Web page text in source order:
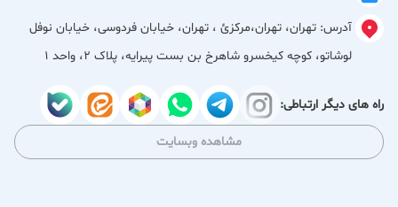
محصولات شومیا کالا شامل:
دستگاه لیزر مو برای کاهش و حذف موهای زائد با روش‌های نوین
ریش‌تراش‌های حرفه‌ای برای اصلاحی دقیق، سریع و راحت
سشوارهای متنوع با قدرت مناسب برای استفاده خانگی و حرفه‌ای
اتو مو برای صاف‌کردن و حالت‌دهی زیبا به موها
آدرس: تهران، تهران،مركزئ ، تهران، خیابان فردوسی، خیابان نوفل
لوشاتو، کوچه کیخسرو شاهرخ بن بست پیرایه، پلاک 2، واحد 1
راه های دیگر ارتباطی:
مشاهده وبسایت